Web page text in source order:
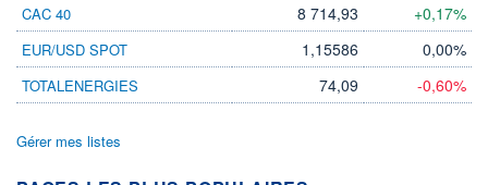
CAC 40 8 714,93 +0,17%
EUR/USD SPOT 1,15586 0,00%
TOTALENERGIES 74,09 -0,60%
Gérer mes listes